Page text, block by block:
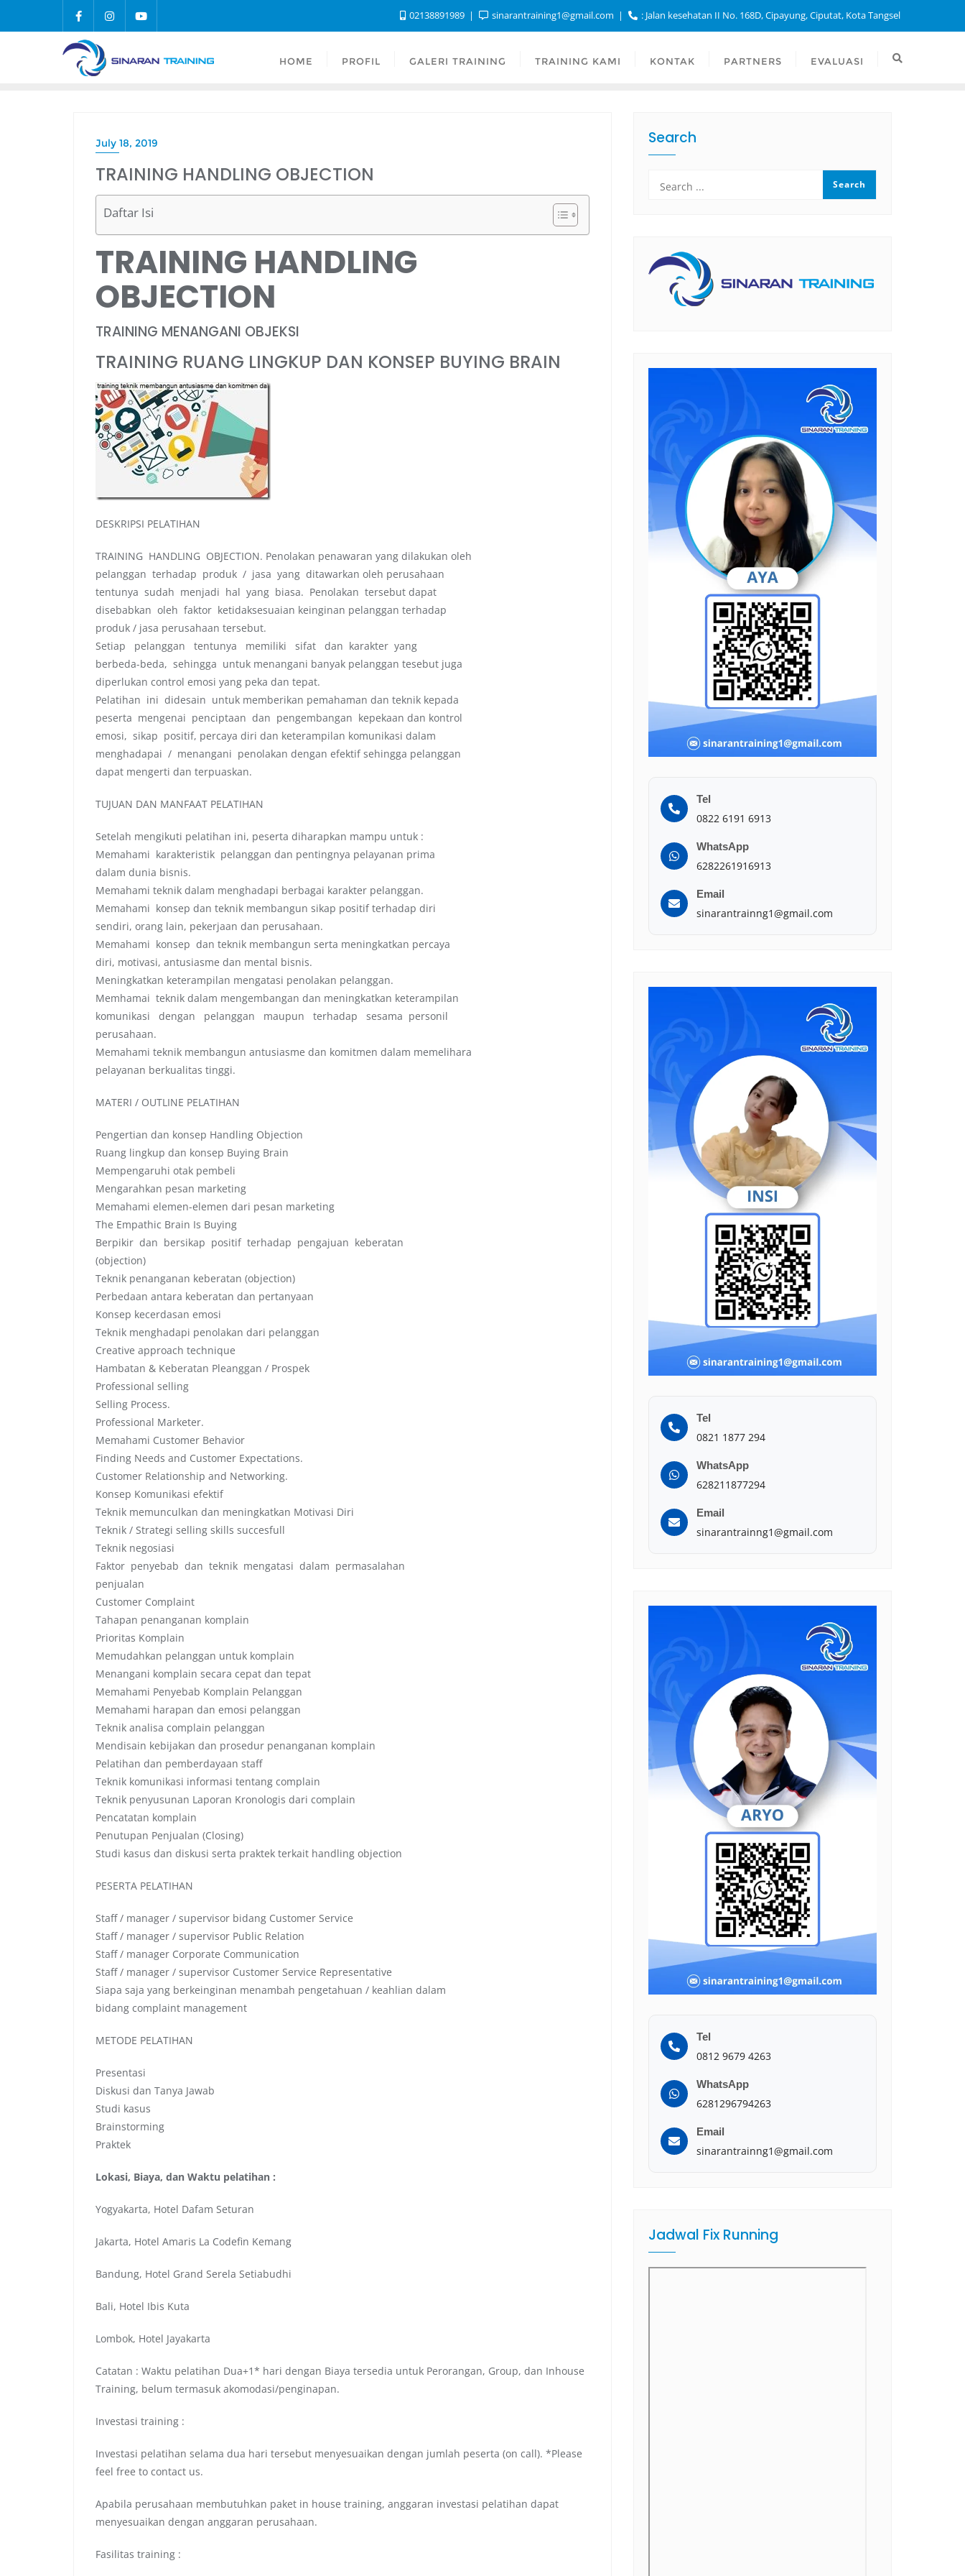
02138891989 sinarantraining1@gmail.com : Jalan kesehatan II No. 168D, Cipayung, Ciputat, Kota Tangsel
HOME PROFIL GALERI TRAINING TRAINING KAMI KONTAK PARTNERS EVALUASI
July 18, 2019
TRAINING HANDLING OBJECTION
Daftar Isi
TRAINING HANDLING
OBJECTION
TRAINING MENANGANI OBJEKSI
TRAINING RUANG LINGKUP DAN KONSEP BUYING BRAIN
DESKRIPSI PELATIHAN
TRAINING HANDLING OBJECTION. Penolakan penawaran yang dilakukan oleh
pelanggan terhadap produk / jasa yang ditawarkan oleh perusahaan
tentunya sudah menjadi hal yang biasa. Penolakan tersebut dapat
disebabkan oleh faktor ketidaksesuaian keinginan pelanggan terhadap
produk / jasa perusahaan tersebut.
Setiap pelanggan tentunya memiliki sifat dan karakter yang
berbeda-beda, sehingga untuk menangani banyak pelanggan tesebut juga
diperlukan control emosi yang peka dan tepat.
Pelatihan ini didesain untuk memberikan pemahaman dan teknik kepada
peserta mengenai penciptaan dan pengembangan kepekaan dan kontrol
emosi, sikap positif, percaya diri dan keterampilan komunikasi dalam
menghadapai / menangani penolakan dengan efektif sehingga pelanggan
dapat mengerti dan terpuaskan.
TUJUAN DAN MANFAAT PELATIHAN
Setelah mengikuti pelatihan ini, peserta diharapkan mampu untuk :
Memahami karakteristik pelanggan dan pentingnya pelayanan prima
dalam dunia bisnis.
Memahami teknik dalam menghadapi berbagai karakter pelanggan.
Memahami konsep dan teknik membangun sikap positif terhadap diri
sendiri, orang lain, pekerjaan dan perusahaan.
Memahami konsep dan teknik membangun serta meningkatkan percaya
diri, motivasi, antusiasme dan mental bisnis.
Meningkatkan keterampilan mengatasi penolakan pelanggan.
Memhamai teknik dalam mengembangan dan meningkatkan keterampilan
komunikasi dengan pelanggan maupun terhadap sesama personil
perusahaan.
Memahami teknik membangun antusiasme dan komitmen dalam memelihara
pelayanan berkualitas tinggi.
MATERI / OUTLINE PELATIHAN
Pengertian dan konsep Handling Objection
Ruang lingkup dan konsep Buying Brain
Mempengaruhi otak pembeli
Mengarahkan pesan marketing
Memahami elemen-elemen dari pesan marketing
The Empathic Brain Is Buying
Berpikir dan bersikap positif terhadap pengajuan keberatan
(objection)
Teknik penanganan keberatan (objection)
Perbedaan antara keberatan dan pertanyaan
Konsep kecerdasan emosi
Teknik menghadapi penolakan dari pelanggan
Creative approach technique
Hambatan & Keberatan Pleanggan / Prospek
Professional selling
Selling Process.
Professional Marketer.
Memahami Customer Behavior
Finding Needs and Customer Expectations.
Customer Relationship and Networking.
Konsep Komunikasi efektif
Teknik memunculkan dan meningkatkan Motivasi Diri
Teknik / Strategi selling skills succesfull
Teknik negosiasi
Faktor penyebab dan teknik mengatasi dalam permasalahan
penjualan
Customer Complaint
Tahapan penanganan komplain
Prioritas Komplain
Memudahkan pelanggan untuk komplain
Menangani komplain secara cepat dan tepat
Memahami Penyebab Komplain Pelanggan
Memahami harapan dan emosi pelanggan
Teknik analisa complain pelanggan
Mendisain kebijakan dan prosedur penanganan komplain
Pelatihan dan pemberdayaan staff
Teknik komunikasi informasi tentang complain
Teknik penyusunan Laporan Kronologis dari complain
Pencatatan komplain
Penutupan Penjualan (Closing)
Studi kasus dan diskusi serta praktek terkait handling objection
PESERTA PELATIHAN
Staff / manager / supervisor bidang Customer Service
Staff / manager / supervisor Public Relation
Staff / manager Corporate Communication
Staff / manager / supervisor Customer Service Representative
Siapa saja yang berkeinginan menambah pengetahuan / keahlian dalam
bidang complaint management
METODE PELATIHAN
Presentasi
Diskusi dan Tanya Jawab
Studi kasus
Brainstorming
Praktek
Lokasi, Biaya, dan Waktu pelatihan :
Yogyakarta, Hotel Dafam Seturan
Jakarta, Hotel Amaris La Codefin Kemang
Bandung, Hotel Grand Serela Setiabudhi
Bali, Hotel Ibis Kuta
Lombok, Hotel Jayakarta
Catatan : Waktu pelatihan Dua+1* hari dengan Biaya tersedia untuk Perorangan, Group, dan Inhouse
Training, belum termasuk akomodasi/penginapan.
Investasi training :
Investasi pelatihan selama dua hari tersebut menyesuaikan dengan jumlah peserta (on call). *Please
feel free to contact us.
Apabila perusahaan membutuhkan paket in house training, anggaran investasi pelatihan dapat
menyesuaikan dengan anggaran perusahaan.
Fasilitas training :
Search
Tel
0822 6191 6913
WhatsApp
6282261916913
Email
sinarantrainng1@gmail.com
Tel
0821 1877 294
WhatsApp
628211877294
Email
sinarantrainng1@gmail.com
Tel
0812 9679 4263
WhatsApp
6281296794263
Email
sinarantrainng1@gmail.com
Jadwal Fix Running